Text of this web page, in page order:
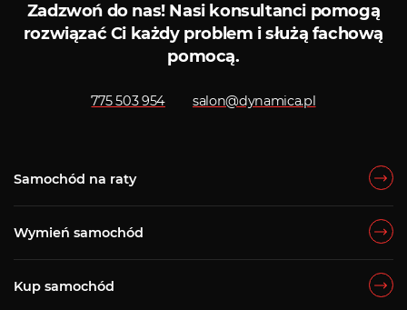
Zadzwoń do nas!Nasi konsultanci pomogą
rozwiązać Ci każdy problem i służą fachową
pomocą.
775 503 954 salon@dynamica.pl
Samochód na raty
Wymień samochód
Kup samochód